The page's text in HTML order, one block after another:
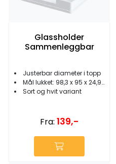
Glassholder
Sammenleggbar
Justerbar diameter i topp
Mål lukket: 98,3 x 95 x 24,9 mm
Sort og hvit variant
Fra: 139,-